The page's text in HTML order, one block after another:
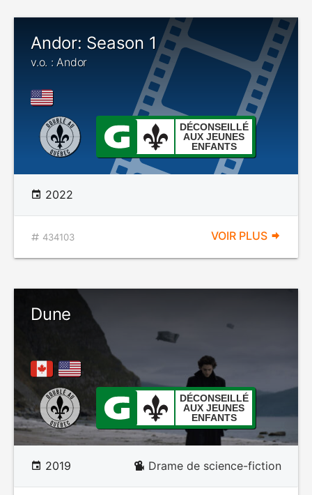
Andor: Season 1
v.o. : Andor
DÉCONSEILLÉ
AUX JEUNES
ENFANTS
2022
434103 VOIR PLUS
Dune
DÉCONSEILLÉ
AUX JEUNES
ENFANTS
2019 Drame de science-fiction